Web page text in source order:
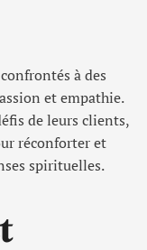
à des
et empathie.
de leurs clients,
réconforter et
spirituelles.